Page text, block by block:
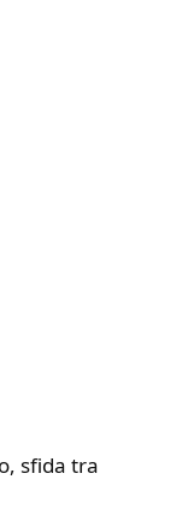
sfida tra